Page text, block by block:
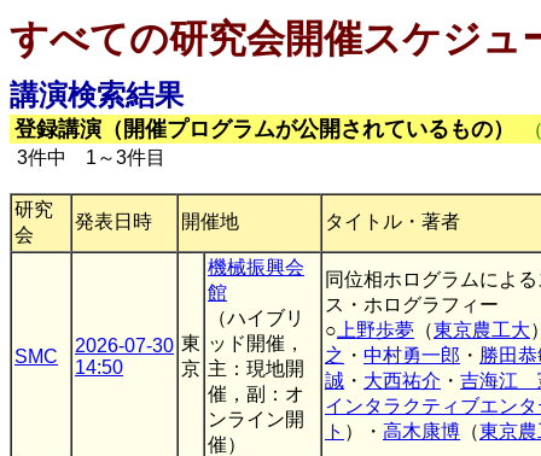
すべての研究会開催スケジュ
講演検索結果
登録講演（開催プログラムが公開されているもの）
3件中 1～3件目
研究
会
発表日時 開催地 タイトル・著者
SMC
2026-07-30
14:50
東
京
機械振興会
館
（ハイブリ
ッド開催，
主：現地開
催，副：オ
ンライン開
催）
同位相ホログラムによ
ス・ホログラフィー
○ 上野歩夢 （東京農工大
之 ・ 中村勇一郎 ・ 勝田
誠 ・ 大西祐介 ・ 吉海江
インタラクティブエン
ト ）・ 高木康博 （東京